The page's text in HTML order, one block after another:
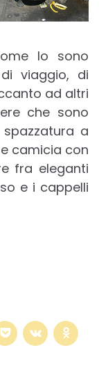
lo sono
viaggio, di
ad altri
che sono
spazzatura a
camicia con
fra eleganti
e i cappelli